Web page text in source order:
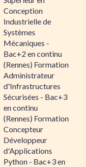
Conception
Industrielle de
Systèmes
Mécaniques -
Bac+2 en continu
(Rennes) Formation
Administrateur
d'Infrastructures
Sécurisées - Bac+3
en continu
(Rennes) Formation
Concepteur
Développeur
d'Applications
Python - Bac+3 en